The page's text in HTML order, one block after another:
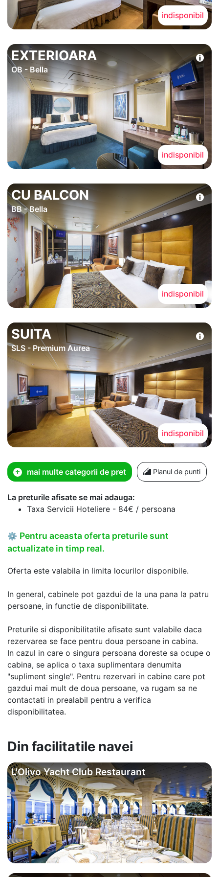
indisponibil
EXTERIOARA
OB - Bella
indisponibil
CU BALCON
BB - Bella
indisponibil
SUITA
SLS - Premium Aurea
indisponibil
mai multe categorii de pret Planul de punti
La preturile afisate se mai adauga:
Taxa Servicii Hoteliere - 84€ / persoana
⚙ Pentru aceasta oferta preturile sunt
actualizate in timp real.
Oferta este valabila in limita locurilor disponibile.
In general, cabinele pot gazdui de la una pana la patru
persoane, in functie de disponibilitate.
Preturile si disponibilitatile afisate sunt valabile daca
rezervarea se face pentru doua persoane in cabina.
In cazul in care o singura persoana doreste sa ocupe o
cabina, se aplica o taxa suplimentara denumita
"supliment single". Pentru rezervari in cabine care pot
gazdui mai mult de doua persoane, va rugam sa ne
contactati in prealabil pentru a verifica
disponibilitatea.
Din facilitatile navei
L'Olivo Yacht Club Restaurant